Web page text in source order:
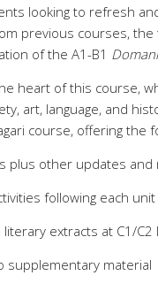
looking to refresh
previous courses, the
of the A1-B1 Domani
heart of this course,
art, language, and
course, offering the
plus other updates and
following each unit
extracts at C1/C2
supplementary material